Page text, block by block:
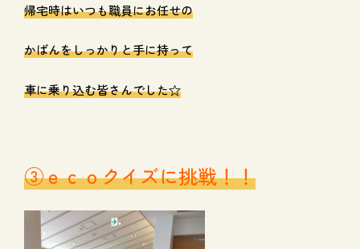
帰宅時はいつも職員にお任せの
かばんをしっかりと手に持って
車に乗り込む皆さんでした☆
③ｅｃｏクイズに挑戦！！